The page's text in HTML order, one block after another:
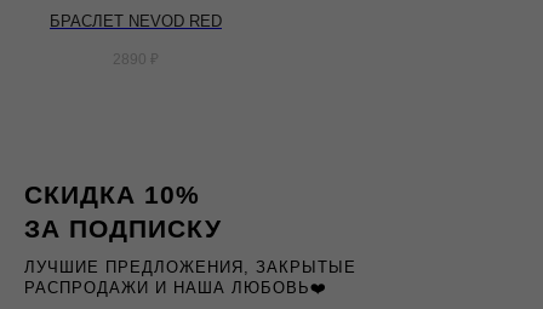
БРАСЛЕТ NEVOD RED
2890 ₽
СКИДКА 10%
ЗА ПОДПИСКУ
ЛУЧШИЕ ПРЕДЛОЖЕНИЯ, ЗАКРЫТЫЕ
РАСПРОДАЖИ И НАША ЛЮБОВЬ❤️